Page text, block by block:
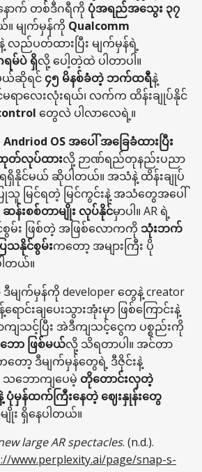
ောက် တစ်ဒီဂရီကို ပုံအရည်အသွေး ၃၇
။ မျက်မှန်ကို Qualcomm
လည်ပတ်ထားပြီး မျက်မှန်ရဲ့
မ်ပဲ ရှိလို့ ပေါ့တဲ့ထဲ ပါတာပါ။
ဆိုရင် ၄၅ မိနစ်ခံတဲ့ ဘက်ထရီနဲ့
ာလေးလုံးရယ်၊ လက်က ထိန်းချုပ်နိုင်
တွေလဲ ပါလာလေရဲ့။
Andriod OS အပေါ် အခြေခံထားပြီး
းထုတ်လုပ်ထားလို့ ဉာဏ်ရည်တုနည်းပညာ
ရှိနိုင်မယ် ဆိုပါတယ်။ အသံနဲ့ ထိန်းချုပ်
သူ မြင်ရတဲ့ မြင်ကွင်းနဲ့ အသံတွေအပေါ်
န်းစစ်တာမျိုး လုပ်နိုင်မှာပါ။ AR ရဲ့
မ်း ဖြစ်တဲ့ အဖြစ်လောကကို သုံးဘက်
သနိုင်စွမ်းကတော့ အများကြီး ပို
တယ်။
ျက်မှန်ကို developer တွေနဲ့ creator
းချပေးသွားအုံးမှာ ဖြစ်ကြောင်းနဲ့
ျသင့်ပြီး အဲဒီကျသင့်ငွေက ပစ္စည်းကို
ော ဖြစ်မယ်လို့ သိရတာပါ။ အင်တာ
ာ့ ဒီမျက်မှန်တွေရဲ့ ဒီဇိုင်းနဲ့
ဘောကျပေမဲ့ တိုတောင်းလှတဲ့
န်ထက်ကြီးနေတဲ့ ဈေးနှုန်းတွေ
ျိုး ရှိနေပါတယ်။
large AR spectacles. (n.d.).
www.perplexity.ai/page/snap-s-